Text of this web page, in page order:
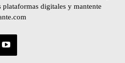
plataformas digitales y mantente